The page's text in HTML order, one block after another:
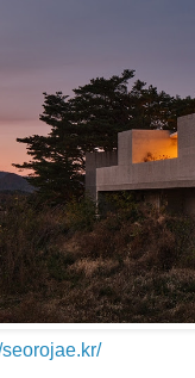
seorojae.kr/